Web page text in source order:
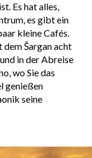
Es hat alles,
es gibt ein
kleine Cafés.
dem Šargan acht
in der Abreise
wo Sie das
genießen
seine